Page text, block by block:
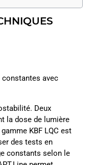
avec
Deux
la dose de lumière
KBF LQC est
des tests en
constants selon le